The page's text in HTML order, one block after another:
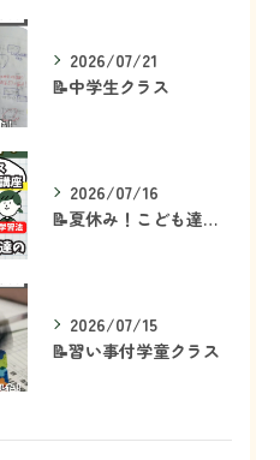
2026/07/21
📝中学生クラス
2026/07/16
📝夏休み！こども達の「ココ」を見て！👀
2026/07/15
📝習い事付学童クラス